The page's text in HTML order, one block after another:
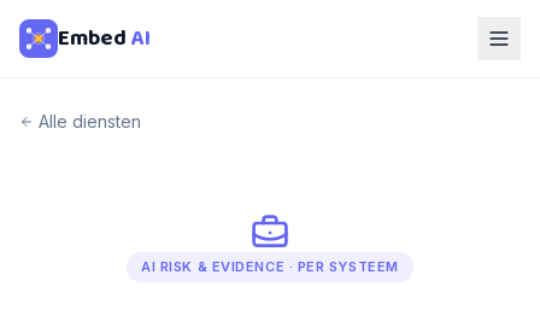
EmbedAI
Alle diensten
AI RISK & EVIDENCE · PER SYSTEEM